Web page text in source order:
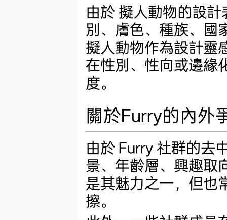
由於 擬人動物的設
別、膚色、種族、國
擬人動物作為設計靈
在性別、性向或邊緣
度。
關於Furry的內外
由於 Furry 社群的去
景、年齡層、興趣取
是其魅力之一，但也
擦。